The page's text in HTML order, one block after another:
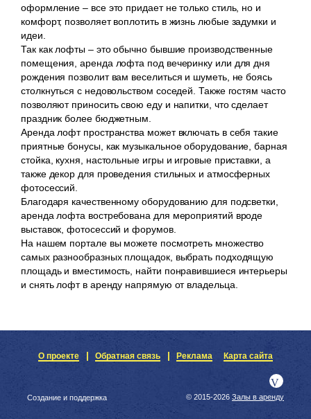
оформление – все это придает не только стиль, но и
комфорт, позволяет воплотить в жизнь любые задумки и
идеи.
Так как лофты – это обычно бывшие производственные
помещения, аренда лофта под вечеринку или для дня
рождения позволит вам веселиться и шуметь, не боясь
столкнуться с недовольством соседей. Также гостям часто
позволяют приносить свою еду и напитки, что сделает
праздник более бюджетным.
Аренда лофт пространства может включать в себя такие
приятные бонусы, как музыкальное оборудование, барная
стойка, кухня, настольные игры и игровые приставки, а
также декор для проведения стильных и атмосферных
фотосессий.
Благодаря качественному оборудованию для подсветки,
аренда лофта востребована для мероприятий вроде
выставок, фотосессий и форумов.
На нашем портале вы можете посмотреть множество
самых разнообразных площадок, выбрать подходящую
площадь и вместимость, найти понравившиеся интерьеры
и снять лофт в аренду напрямую от владельца.
Создание и поддержка
О проекте Обратная связь Реклама Карта сайта
© 2015-2026 Залы в аренду